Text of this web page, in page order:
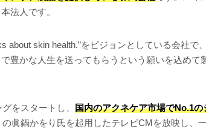
法人です。
about skin health.”をビジョンとしている会社で
豊かな人生を送ってもらうという願いを込めて
をスタートし、 国内のアクネケア市場でNo.1の
眞鍋かをり氏を起用したテレビCMを放映し、